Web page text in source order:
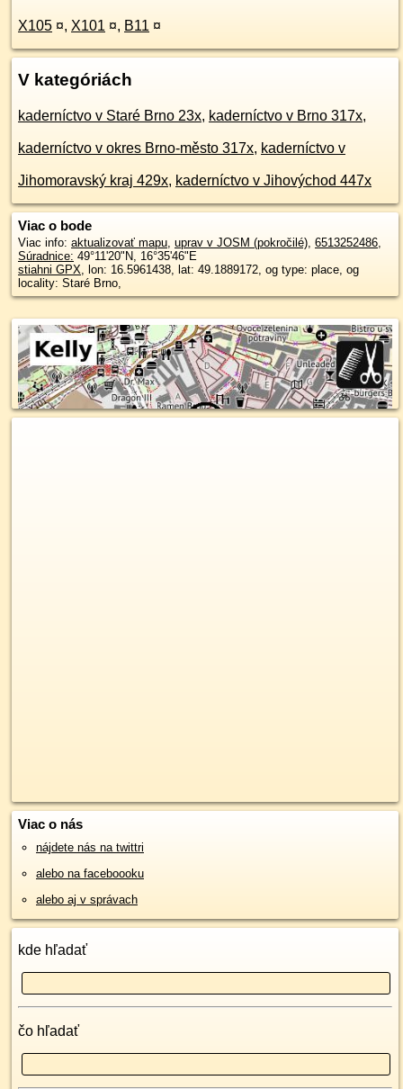
X105 ¤, X101 ¤, B11 ¤
V kategóriách
kaderníctvo v Staré Brno 23x, kaderníctvo v Brno 317x,
kaderníctvo v okres Brno-město 317x, kaderníctvo v
Jihomoravský kraj 429x, kaderníctvo v Jihovýchod 447x
Viac o bode
Viac info: aktualizovať mapu, uprav v JOSM (pokročilé), 6513252486,
Súradnice: 49°11'20"N, 16°35'46"E
stiahni GPX, lon: 16.5961438, lat: 49.1889172, og type: place, og
locality: Staré Brno,
Viac o nás
nájdete nás na twittri
alebo na faceboooku
alebo aj v správach
kde hľadať
čo hľadať